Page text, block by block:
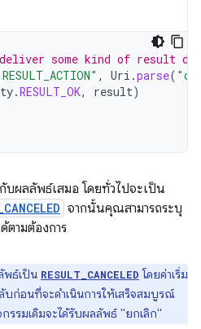
some kind of result
, Uri .parse(
.RESULT_OK, result)
ผลลัพธ์เสมอ โดยทั่วไปจะเป็น
จากนั้นคุณสามารถระบุ
ตามต้องการ
พธ์เป็น RESULT_CANCELED โดยค่าเริ่ม
ก่อนที่จะดำเนินการให้เสร็จสมบูรณ์
รมเดิมจะได้รับผลลัพธ์ "ยกเลิก"